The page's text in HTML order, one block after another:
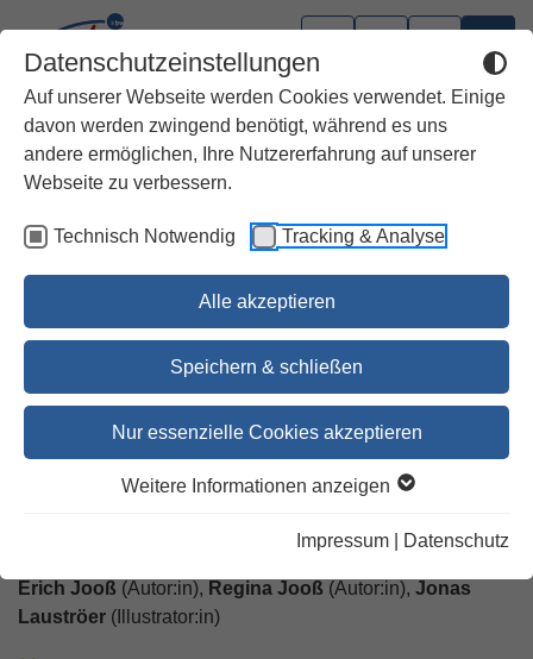
Datenschutzeinstellungen
Auf unserer Webseite werden Cookies verwendet. Einige
davon werden zwingend benötigt, während es uns
andere ermöglichen, Ihre Nutzererfahrung auf unserer
Webseite zu verbessern.
Technisch Notwendig Tracking & Analyse
Alle akzeptieren
Speichern & schließen
Nur essenzielle Cookies akzeptieren
Weitere Informationen anzeigen
Impressum Datenschutz
Das dunkle Märchen
Erich Jooß (Autor:in), Regina Jooß (Autor:in), Jonas
Lauströer (Illustrator:in)